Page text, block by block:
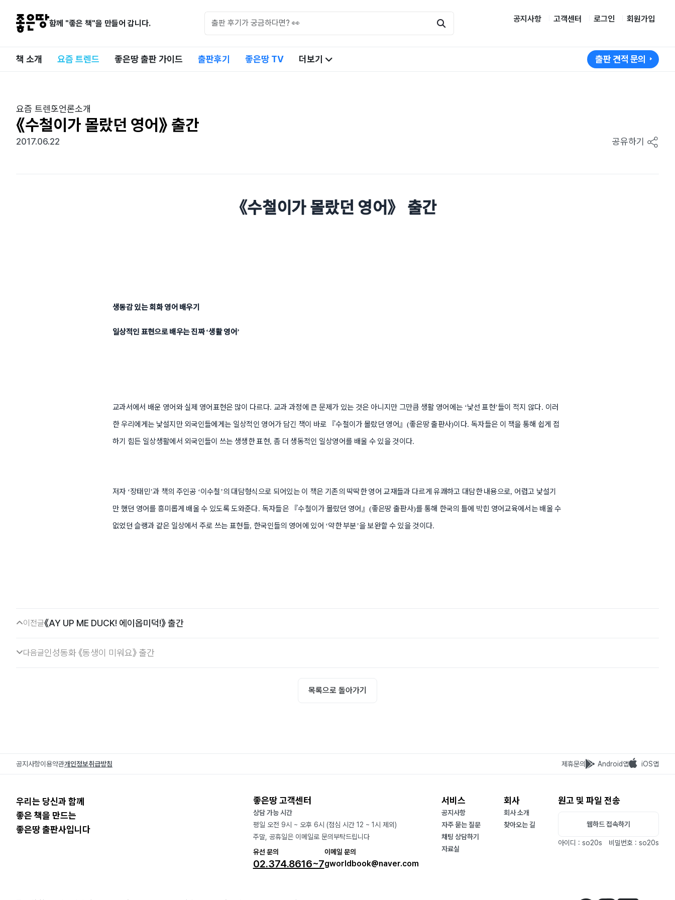
함께 "좋은 책"을 만들어 갑니다. 공지사항 고객센터 로그인 회원가입
책 소개 요즘 트렌드 좋은땅 출판 가이드 출판후기 좋은땅 TV 더보기 출판 견적 문의
요즘 트렌드언론소개
《수철이가 몰랐던 영어》 출간
2017.06.22 공유하기
《수철이가 몰랐던 영어》 출간
생동감 있는 회화 영어 배우기
일상적인 표현으로 배우는 진짜‘생활 영어’
교과서에서 배운 영어와 실제 영어표현은 많이 다르다. 교과 과정에 큰 문제가 있는 것은 아니지만 그만큼 생활 영어에는 ‘낯선 표현’들이 적지 않다. 이러
한 우리에게는 낯설지만 외국인들에게는 일상적인 영어가 담긴 책이 바로 『수철이가 몰랐던 영어』(좋은땅 출판사)이다. 독자들은 이 책을 통해 쉽게 접
하기 힘든 일상생활에서 외국인들이 쓰는 생생한 표현, 좀 더 생동적인 일상영어를 배울 수 있을 것이다.
저자 ‘장태민’과 책의 주인공 ‘이수철’의 대담형식으로 되어있는 이 책은 기존의 딱딱한 영어 교재들과 다르게 유쾌하고 대담한 내용으로, 어렵고 낯설기
만 했던 영어를 흥미롭게 배울 수 있도록 도와준다. 독자들은 『수철이가 몰랐던 영어 』 (좋은땅 출판사)를 통해 한국의 틀에 박힌 영어교육에서는 배울 수
없었던 슬랭과 같은 일상에서 주로 쓰는 표현들, 한국인들의 영어에 있어 ‘약한 부분’을 보완할 수 있을 것이다.
이전글《AY UP ME DUCK! 에이옵미덕!》 출간
다음글인성동화 《동생이 미워요》 출간
목록으로 돌아가기
공지사항이용약관개인정보취급방침 제휴문의 Android앱 iOS앱
우리는 당신과 함께
좋은 책을 만드는
좋은땅 출판사입니다
좋은땅 고객센터
상담 가능 시간
평일 오전 9시 ~ 오후 6시 (점심 시간 12 ~ 1시 제외)
주말, 공휴일은 이메일로 문의부탁드립니다
유선 문의
02.374.8616~7
이메일 문의
gworldbook@naver.com
서비스
공지사항
자주 묻는 질문
채팅 상담하기
자료실
회사
회사 소개
찾아오는 길
원고 및 파일 전송
웹하드 접속하기
아이디 : so20s 비밀번호 : so20s